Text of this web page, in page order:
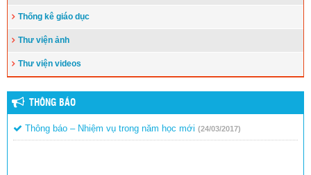
Thống kê giáo dục
Thư viện ảnh
Thư viện videos
THÔNG BÁO
Thông báo – Nhiệm vụ trong năm học mới (24/03/2017)